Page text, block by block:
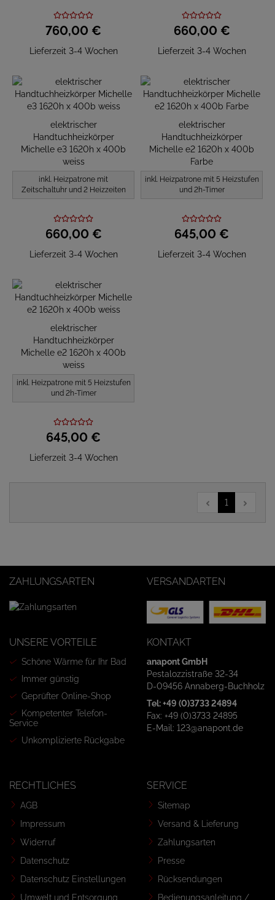
760,00 €
Lieferzeit 3-4 Wochen
660,00 €
Lieferzeit 3-4 Wochen
elektrischer
Handtuchheizkörper
Michelle e3 1620h x 400b
weiss
inkl. Heizpatrone mit
Zeitschaltuhr und 2 Heizzeiten
660,00 €
Lieferzeit 3-4 Wochen
elektrischer
Handtuchheizkörper
Michelle e2 1620h x 400b
Farbe
inkl. Heizpatrone mit 5 Heizstufen
und 2h-Timer
645,00 €
Lieferzeit 3-4 Wochen
elektrischer
Handtuchheizkörper
Michelle e2 1620h x 400b
weiss
inkl. Heizpatrone mit 5 Heizstufen
und 2h-Timer
645,00 €
Lieferzeit 3-4 Wochen
1
ZAHLUNGSARTEN VERSANDARTEN
UNSERE VORTEILE
Schöne Wärme für Ihr Bad
Immer günstig
Geprüfter Online-Shop
Kompetenter Telefon-
Service
Unkomplizierte Rückgabe
KONTAKT
anapont GmbH
Pestalozzistraße 32-34
D-09456 Annaberg-Buchholz
Tel: +49 (0)3733 24894
Fax: +49 (0)3733 24895
E-Mail: 123@anapont.de
RECHTLICHES
AGB
Impressum
Widerruf
Datenschutz
Datenschutz Einstellungen
Umwelt und Entsorgung
SERVICE
Sitemap
Versand & Lieferung
Zahlungsarten
Presse
Rücksendungen
Bedienungsanleitung /